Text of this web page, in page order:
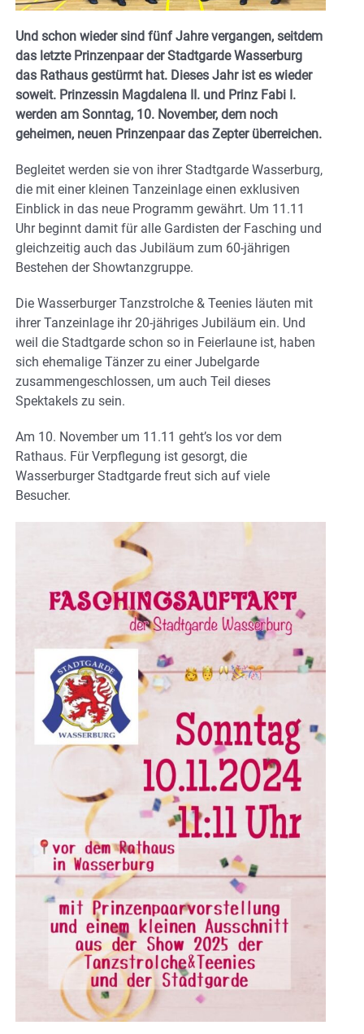
Und schon wieder sind fünf Jahre vergangen, seitdem
das letzte Prinzenpaar der Stadtgarde Wasserburg
das Rathaus gestürmt hat. Dieses Jahr ist es wieder
soweit. Prinzessin Magdalena II. und Prinz Fabi I.
werden am Sonntag, 10. November, dem noch
geheimen, neuen Prinzenpaar das Zepter überreichen.
Begleitet werden sie von ihrer Stadtgarde Wasserburg,
die mit einer kleinen Tanzeinlage einen exklusiven
Einblick in das neue Programm gewährt. Um 11.11
Uhr beginnt damit für alle Gardisten der Fasching und
gleichzeitig auch das Jubiläum zum 60-jährigen
Bestehen der Showtanzgruppe.
Die Wasserburger Tanzstrolche & Teenies läuten mit
ihrer Tanzeinlage ihr 20-jähriges Jubiläum ein. Und
weil die Stadtgarde schon so in Feierlaune ist, haben
sich ehemalige Tänzer zu einer Jubelgarde
zusammengeschlossen, um auch Teil dieses
Spektakels zu sein.
Am 10. November um 11.11 geht’s los vor dem
Rathaus. Für Verpflegung ist gesorgt, die
Wasserburger Stadtgarde freut sich auf viele
Besucher.